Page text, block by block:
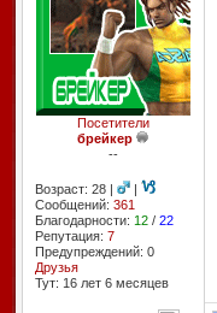
Посетители
брейкер
--
Возраст: 28 |
|
Сообщений: 361
Благодарности: 12/ 22
Репутация: 7
Предупреждений: 0
Друзья
Тут: 16 лет 6 месяцев